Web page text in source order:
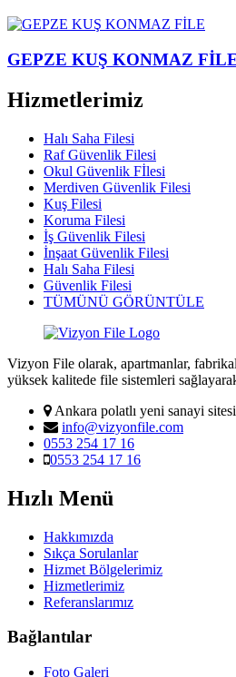
GEPZE KUŞ KONMAZ
Hizmetlerimiz
Halı Saha Filesi
Raf Güvenlik Filesi
Okul Güvenlik Fİlesi
Merdiven Güvenlik Filesi
Kuş Filesi
Koruma Filesi
İş Güvenlik Filesi
İnşaat Güvenlik Filesi
Halı Saha Filesi
Güvenlik Filesi
TÜMÜNÜ GÖRÜNTÜLE
Vizyon File olarak, apartmanlar,
yüksek kalitede file sistemleri
Ankara polatlı yeni sanayi
info@vizyonfile.com
0553 254 17 16
0553 254 17 16
Hızlı Menü
Hakkımızda
Sıkça Sorulanlar
Hizmet Bölgelerimiz
Hizmetlerimiz
Referanslarımız
Bağlantılar
Foto Galeri